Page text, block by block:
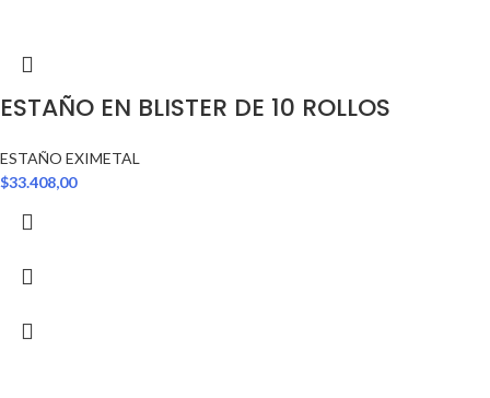
ESTAÑO EN BLISTER DE 10 ROLLOS
ESTAÑO EXIMETAL
$33.408,00